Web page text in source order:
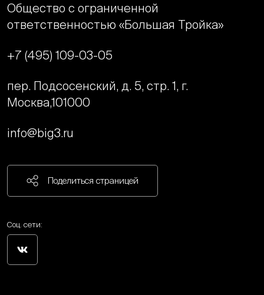
Общество с ограниченной
ответственностью «Большая Тройка»
+7 (495) 109-03-05
пер. Подсосенский, д. 5, стр. 1, г.
Москва,101000
info@big3.ru
Поделиться страницей
Соц. сети: